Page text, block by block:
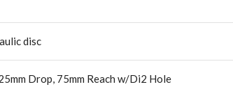
disc
Drop, 75mm Reach w/Di2 Hole